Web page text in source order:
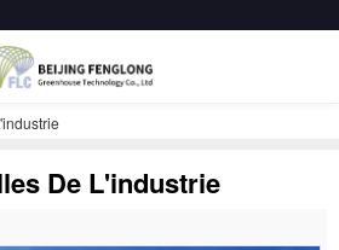
De L'industrie